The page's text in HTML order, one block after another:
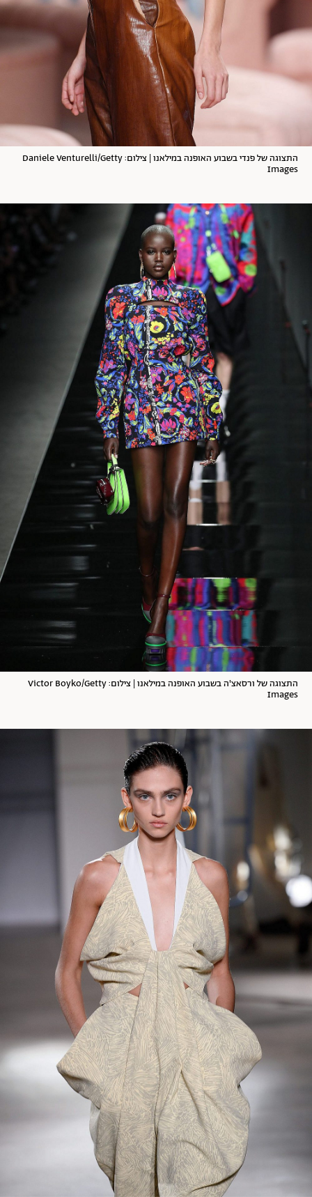
התצוגה של פנדי בשבוע האופנה במילאנו | צילום: Daniele Venturelli/Getty
Images
התצוגה של ורסאצ'ה בשבוע האופנה במילאנו | צילום: Victor Boyko/Getty
Images